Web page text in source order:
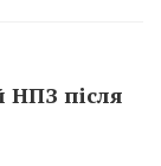
НПЗ після